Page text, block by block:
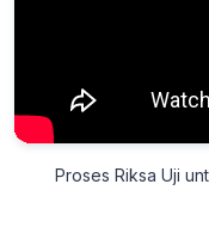
Proses Riksa Uji